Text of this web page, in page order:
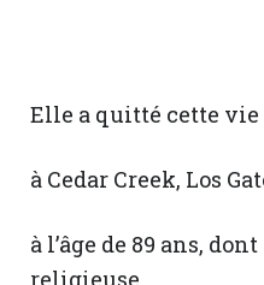
Elle a quitté cette vie
à Cedar Creek, Los
à l’âge de 89 ans,
religieuse.